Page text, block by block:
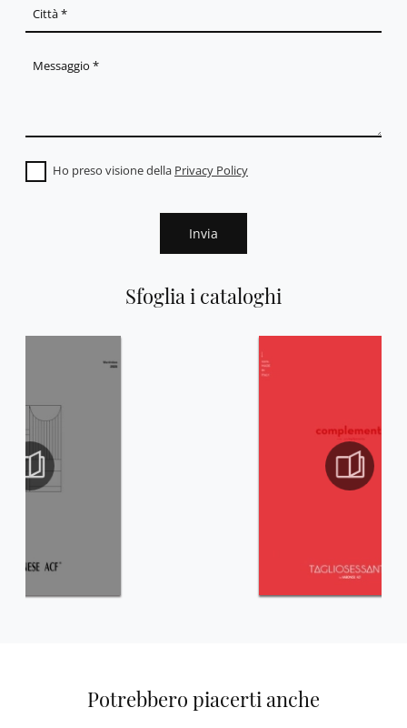
Sfoglia i cataloghi
Ho preso visione della Privacy Policy
Invia
Potrebbero piacerti anche